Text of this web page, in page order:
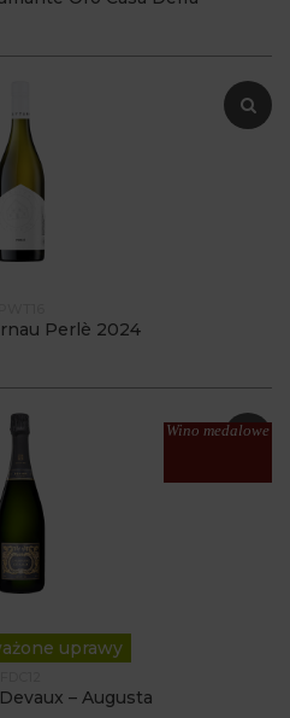
Perlè 2024
Wino medalowe
uprawy
– Augusta